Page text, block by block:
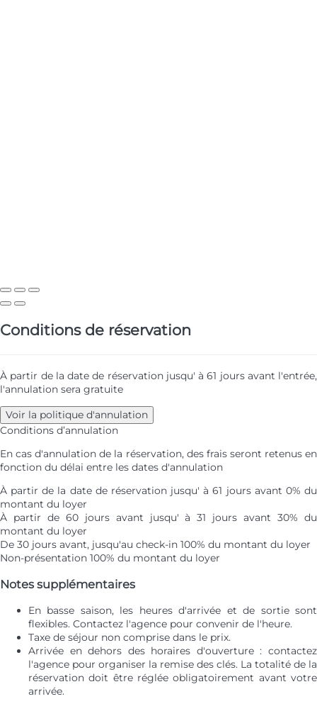
Conditions de réservation
À partir de la date de réservation jusqu' à 61 jours avant l'entrée,
l'annulation sera gratuite
Voir la politique d'annulation
Conditions d’annulation
En cas d'annulation de la réservation, des frais seront retenus en
fonction du délai entre les dates d'annulation
À partir de la date de réservation jusqu' à 61 jours avant 0% du
montant du loyer
À partir de 60 jours avant jusqu' à 31 jours avant 30% du
montant du loyer
De 30 jours avant, jusqu'au check-in 100% du montant du loyer
Non-présentation 100% du montant du loyer
Notes supplémentaires
En basse saison, les heures d'arrivée et de sortie sont
flexibles. Contactez l'agence pour convenir de l'heure.
Taxe de séjour non comprise dans le prix.
Arrivée en dehors des horaires d'ouverture : contactez
l'agence pour organiser la remise des clés. La totalité de la
réservation doit être réglée obligatoirement avant votre
arrivée.